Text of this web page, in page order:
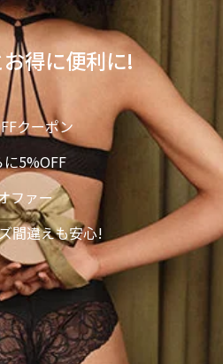
得に便利に!
クーポン
5%OFF
ファー
違えも安心!